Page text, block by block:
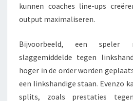
kunnen coaches line-ups
output maximaliseren.
Bijvoorbeeld, een
slaggemiddelde tegen
hoger in de order worden
een linkshandige staan. Evenzo
splits, zoals prestaties